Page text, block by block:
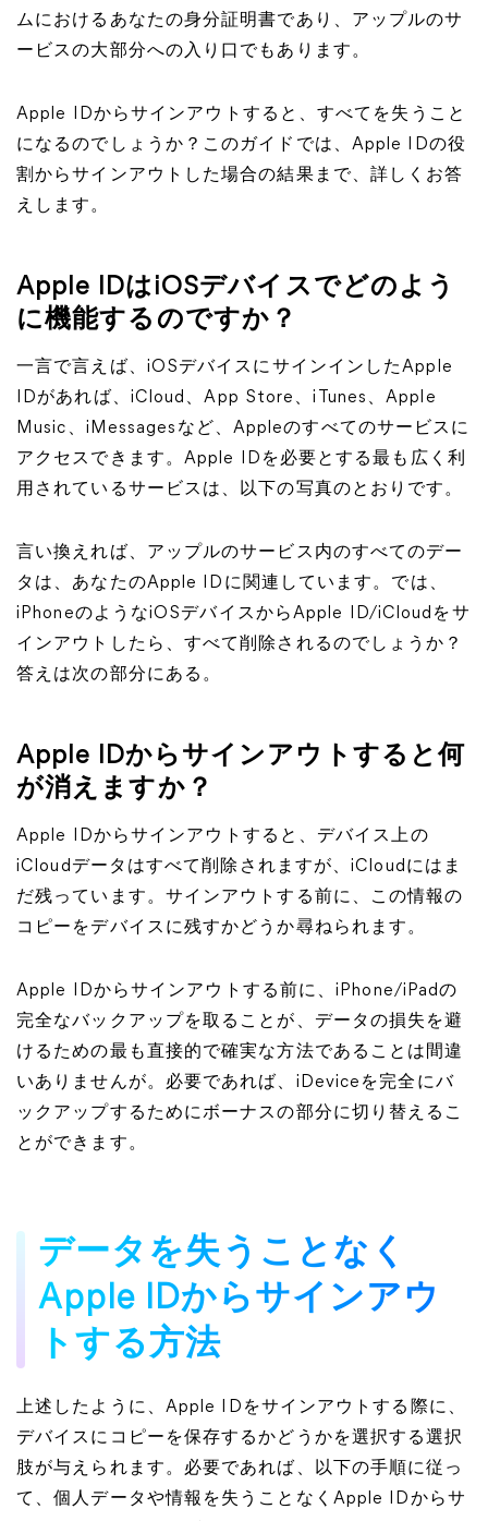
ムにおけるあなたの身分証明書であり、アップルのサ
ービスの大部分への入り口でもあります。
Apple IDからサインアウトすると、すべてを失うこと
になるのでしょうか？このガイドでは、Apple IDの役
割からサインアウトした場合の結果まで、詳しくお答
えします。
Apple IDはiOSデバイスでどのよう
に機能するのですか？
一言で言えば、iOSデバイスにサインインしたApple
IDがあれば、iCloud、App Store、iTunes、Apple
Music、iMessagesなど、Appleのすべてのサービスに
アクセスできます。Apple IDを必要とする最も広く利
用されているサービスは、以下の写真のとおりです。
言い換えれば、アップルのサービス内のすべてのデー
タは、あなたのApple IDに関連しています。では、
iPhoneのようなiOSデバイスからApple ID/iCloudをサ
インアウトしたら、すべて削除されるのでしょうか？
答えは次の部分にある。
Apple IDからサインアウトすると何
が消えますか？
Apple IDからサインアウトすると、デバイス上の
iCloudデータはすべて削除されますが、iCloudにはま
だ残っています。サインアウトする前に、この情報の
コピーをデバイスに残すかどうか尋ねられます。
Apple IDからサインアウトする前に、iPhone/iPadの
完全なバックアップを取ることが、データの損失を避
けるための最も直接的で確実な方法であることは間違
いありませんが。必要であれば、iDeviceを完全にバ
ックアップするためにボーナスの部分に切り替えるこ
とができます。
データを失うことなく
Apple IDからサインアウ
トする方法
上述したように、Apple IDをサインアウトする際に、
デバイスにコピーを保存するかどうかを選択する選択
肢が与えられます。必要であれば、以下の手順に従っ
て、個人データや情報を失うことなくApple IDからサ